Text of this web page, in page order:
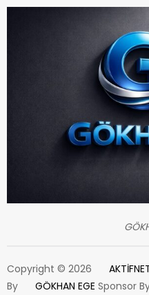
Copyright © 2026
By
GÖKHAN EGE Sponsor